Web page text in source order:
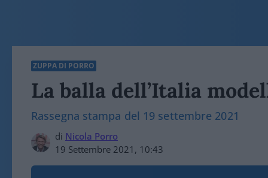
ZUPPA DI PORRO
La balla dell’Italia
Rassegna stampa del 19 settembre 2021
di Nicola Porro
19 Settembre 2021, 10:43